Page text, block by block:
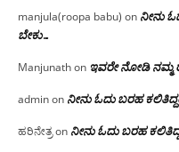
manjula(roopa babu) on ನೀನು
ಬೇಕು…
Manjunathon ಇವರೇ‌ ನೋಡಿ‌ ನಮ್ಮ‌
adminon ನೀನು ಓದು ಬರಹ
ಹರಿನೇತ್ರon ನೀನು ಓದು ಬರಹ